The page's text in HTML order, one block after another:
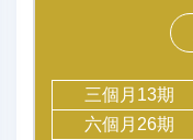
三個月13期
六個月26期